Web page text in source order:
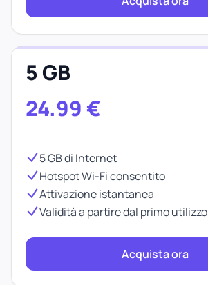
5 GB
24.99 €
5 GB di Internet
Hotspot Wi-Fi consentito
Attivazione istantanea
Validità a partire dal primo utilizzo
Acquista ora